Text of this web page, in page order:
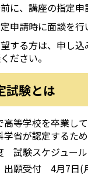
に、講座の指定申
申請時に面談を行
する方は、申し
ださい。
試験とは
高等学校を卒業し
省が認定するた
試験スケジュール
受付 4月7日(月